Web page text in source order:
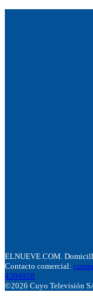
ELNUEVE.COM.
Contacto comercial:
4204020
©2026 Cuyo Televisión